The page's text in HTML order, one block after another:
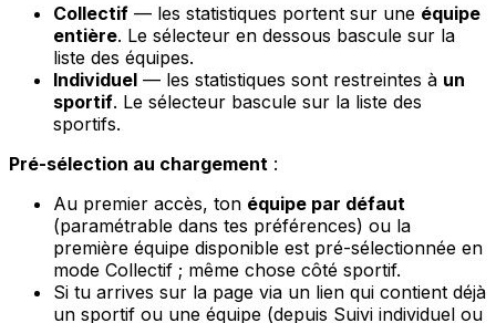
Collectif — les statistiques portent sur une équipe
entière. Le sélecteur en dessous bascule sur la
liste des équipes.
Individuel — les statistiques sont restreintes à un
sportif. Le sélecteur bascule sur la liste des
sportifs.
Pré-sélection au chargement :
Au premier accès, ton équipe par défaut
(paramétrable dans tes préférences) ou la
première équipe disponible est pré-sélectionnée en
mode Collectif ; même chose côté sportif.
Si tu arrives sur la page via un lien qui contient déjà
un sportif ou une équipe (depuis Suivi individuel ou